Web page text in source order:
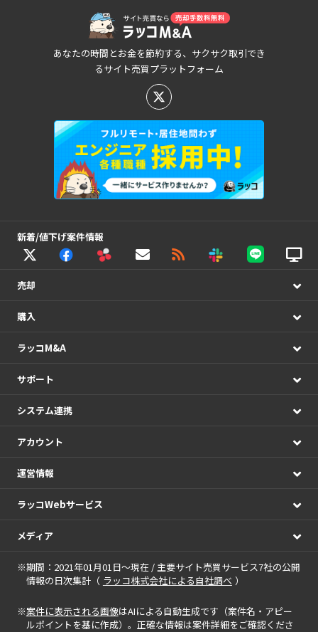
あなたの時間とお金を節約する、サクサク取引でき
るサイト売買プラットフォーム
新着/値下げ案件情報
売却
購入
ラッコM&A
サポート
システム連携
アカウント
運営情報
ラッコWebサービス
メディア
※期間：2021年01月01日～現在 / 主要サイト売買サービス7社の公開
情報の日次集計（ ラッコ株式会社による自社調べ ）
※案件に表示される画像はAIによる自動生成です（案件名・アピー
ルポイントを基に作成）。正確な情報は案件詳細をご確認くださ